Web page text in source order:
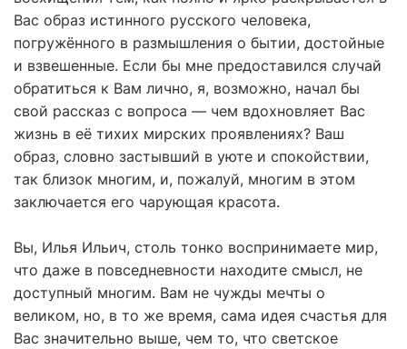
Вас образ истинного русского человека,
погружённого в размышления о бытии, достойные
и взвешенные. Если бы мне предоставился случай
обратиться к Вам лично, я, возможно, начал бы
свой рассказ с вопроса — чем вдохновляет Вас
жизнь в её тихих мирских проявлениях? Ваш
образ, словно застывший в уюте и спокойствии,
так близок многим, и, пожалуй, многим в этом
заключается его чарующая красота.
Вы, Илья Ильич, столь тонко воспринимаете мир,
что даже в повседневности находите смысл, не
доступный многим. Вам не чужды мечты о
великом, но, в то же время, сама идея счастья для
Вас значительно выше, чем то, что светское